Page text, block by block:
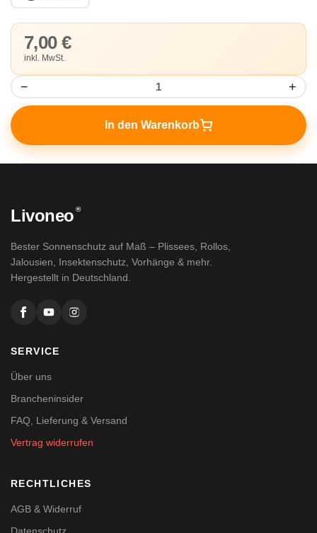
7,00 €
inkl. MwSt.
− +
In den Warenkorb
Livoneo ®
Bester Sonnenschutz auf Maß – Plissees, Rollos,
Jalousien, Insektenschutz, Vorhänge & mehr.
Hergestellt in Deutschland.
SERVICE
Über uns
Brancheninsider
FAQ, Lieferung & Versand
Vertrag widerrufen
RECHTLICHES
AGB & Widerruf